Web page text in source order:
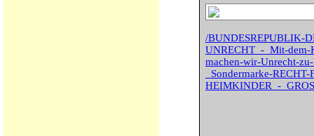
/BUNDESREPUBLIK-
UNRECHT_-_Mit-dem-
machen-wir-Unrecht-
_Sondermarke-
HEIMKINDER_-